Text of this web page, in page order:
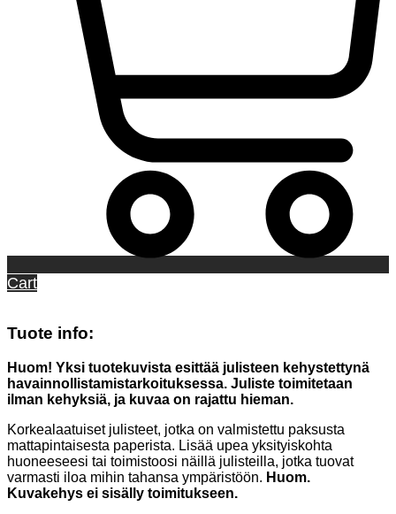
Cart
Tuote info:
Huom! Yksi tuotekuvista esittää julisteen kehystettynä
havainnollistamistarkoituksessa. Juliste toimitetaan
ilman kehyksiä, ja kuvaa on rajattu hieman.
Korkealaatuiset julisteet, jotka on valmistettu paksusta
mattapintaisesta paperista. Lisää upea yksityiskohta
huoneeseesi tai toimistoosi näillä julisteilla, jotka tuovat
varmasti iloa mihin tahansa ympäristöön. Huom.
Kuvakehys ei sisälly toimitukseen.